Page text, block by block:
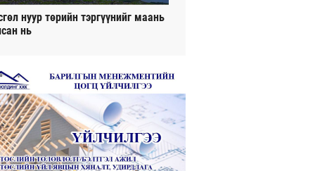
нуур төрийн тэргүүнийг маань
нь